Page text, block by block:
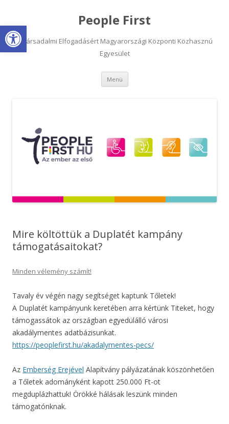
Eszköztár megnyitásaPeople First
A Társadalmi Elfogadásért Magyarországi Központi Közhasznú
Egyesület
Menü Kilépés
tartalomba
Mire költöttük a Duplatét kampány
támogatásaitokat?
Minden vélemény számít!
Tavaly év végén nagy segítséget kaptunk Tőletek!
A Duplatét kampányunk keretében arra kértünk Titeket, hogy
támogassátok az országban egyedülálló városi
akadálymentes adatbázisunkat.
https://peoplefirst.hu/akadalymentes-pecs/
Az Emberség Erejével Alapítvány pályázatának köszönhetően
a Tőletek adományként kapott 250.000 Ft-ot
megduplázhattuk! Örökké hálásak leszünk minden
támogatónknak.